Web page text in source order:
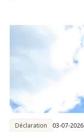
Déclaration 03-07-2026